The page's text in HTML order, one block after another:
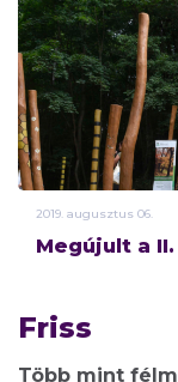
2019. augusztus 06.
Megújult a
Friss
Több mint